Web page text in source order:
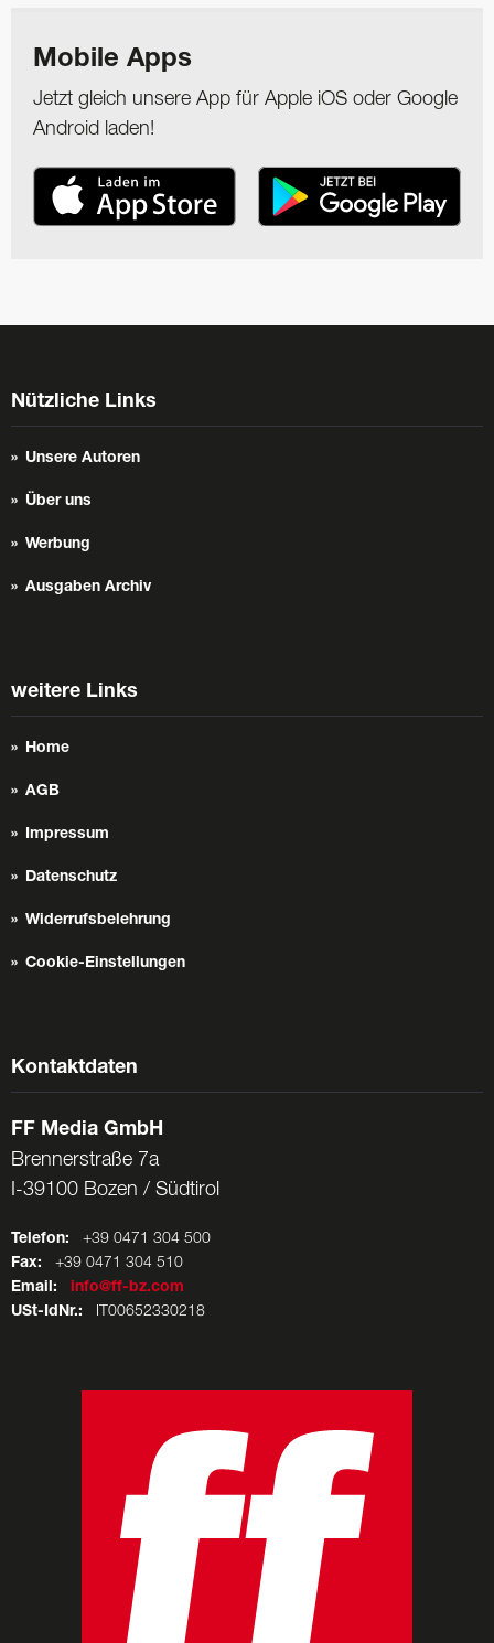
Mobile Apps
Jetzt gleich unsere App für Apple iOS oder Google
Android laden!
Nützliche Links
Unsere Autoren
Über uns
Werbung
Ausgaben Archiv
weitere Links
Home
AGB
Impressum
Datenschutz
Widerrufsbelehrung
Cookie-Einstellungen
Kontaktdaten
FF Media GmbH
Brennerstraße 7a
I-39100 Bozen / Südtirol
Telefon: +39 0471 304 500
Fax: +39 0471 304 510
Email:
info@ff-bz.com
USt-IdNr.: IT00652330218